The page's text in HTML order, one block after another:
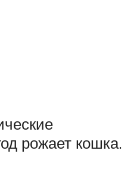
рожает кошка.